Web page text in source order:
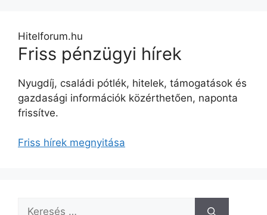
Hitelforum.hu
Friss pénzügyi hírek
Nyugdíj, családi pótlék, hitelek, támogatások és
gazdasági információk közérthetően, naponta
frissítve.
Friss hírek megnyitása
Keresés: